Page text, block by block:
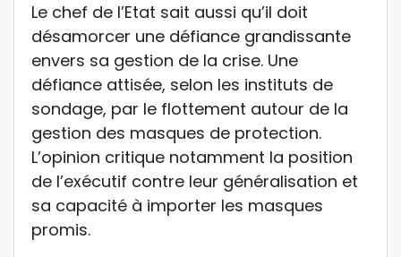
Le chef de l’Etat sait aussi qu’il doit
désamorcer une défiance grandissante
envers sa gestion de la crise. Une
défiance attisée, selon les instituts de
sondage, par le flottement autour de la
gestion des masques de protection.
L’opinion critique notamment la position
de l’exécutif contre leur généralisation et
sa capacité à importer les masques
promis.